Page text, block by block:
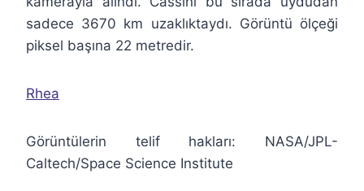
sadece 3670 km uzaklıktaydı. Görüntü ölçeği
piksel başına 22 metredir.
Rhea
Görüntülerin telif hakları: NASA/JPL-
Caltech/Space Science Institute